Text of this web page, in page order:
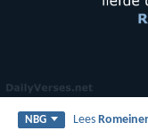
NBG Lees